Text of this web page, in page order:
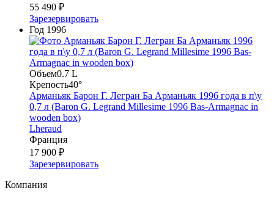
55 490 ₽
Зарезервировать
Год 1996
Объем0.7 L
Крепость40°
Арманьяк Барон Г. Легран Ба Арманьяк 1996 года в п\у
0,7 л (Baron G. Legrand Millesime 1996 Bas-Armagnac in
wooden box)
Lheraud
Франция
17 900 ₽
Зарезервировать
Компания